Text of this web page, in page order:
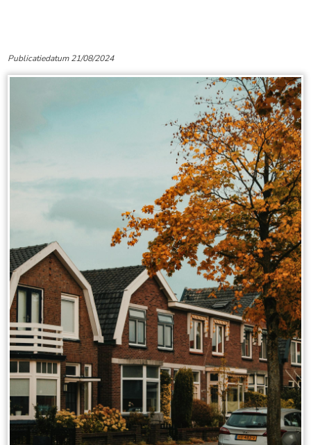
Publicatiedatum 21/08/2024